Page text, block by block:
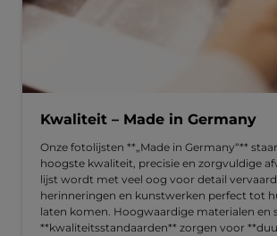
Kwaliteit – Made in Germany
Onze fotolijsten **„Made in Germany“**
hoogste kwaliteit, precisie en zorgvuldige
lijst wordt met veel oog voor detail
herinneringen en kunstwerken perfect tot
laten komen. Hoogwaardige materialen en
**kwaliteitsstandaarden** zorgen voor